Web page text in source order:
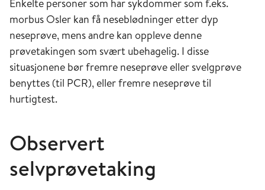
Enkelte personer som har sykdommer som f.eks.
morbus Osler kan få neseblødninger etter dyp
neseprøve, mens andre kan oppleve denne
prøvetakingen som svært ubehagelig. I disse
situasjonene bør fremre neseprøve eller svelgprøve
benyttes (til PCR), eller fremre neseprøve til
hurtigtest.
Observert
selvprøvetaking